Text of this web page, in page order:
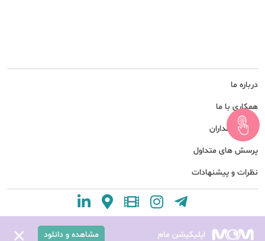
درباره ما
همکاری با ما
امور سهامداران
پرسش های متداول
نظرات و پیشنهادات
اپلیکیشن مام مشاهده و دانلود